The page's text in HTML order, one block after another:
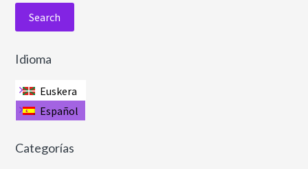
r
h
h
w
Idioma
Euskera
Español
Categorías